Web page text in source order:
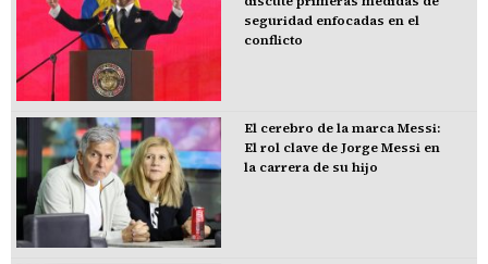
seguridad enfocadas en el
conflicto
El cerebro de la marca Messi:
El rol clave de Jorge Messi en
la carrera de su hijo